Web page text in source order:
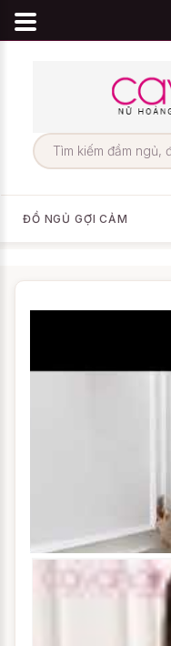
ĐỒ NGỦ GỢI CẢM